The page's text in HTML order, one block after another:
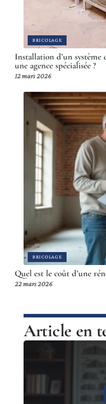
BRICOLAGE
Installation d’un
une agence spécialisée ?
12 mars 2026
BRICOLAGE
Quel est le coût d’une
22 mars 2026
Article en